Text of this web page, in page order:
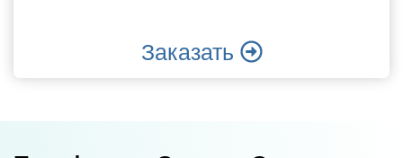
Заказать